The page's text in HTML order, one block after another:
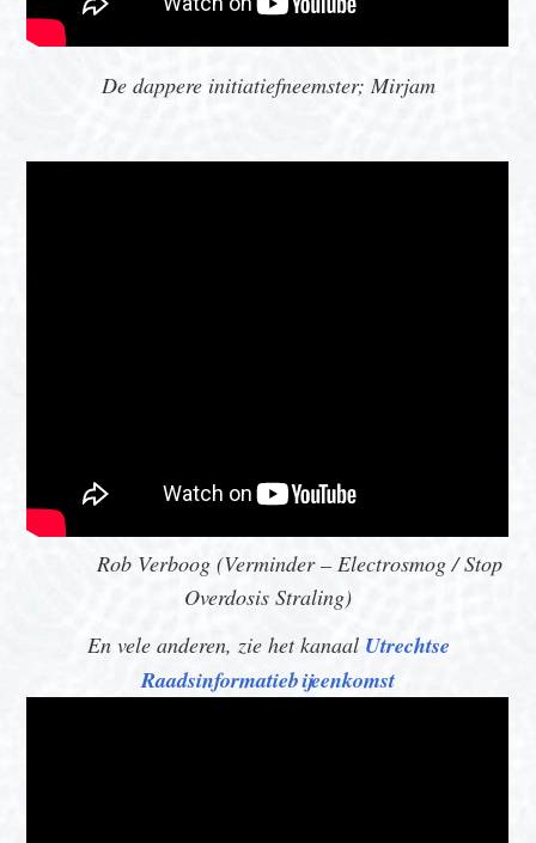
De dappere initiatiefneemster; Mirjam
Rob Verboog (Verminder – Electrosmog / Stop
Overdosis Straling)
En vele anderen, zie het kanaal Utrechtse
Raadsinformatiebijeenkomst